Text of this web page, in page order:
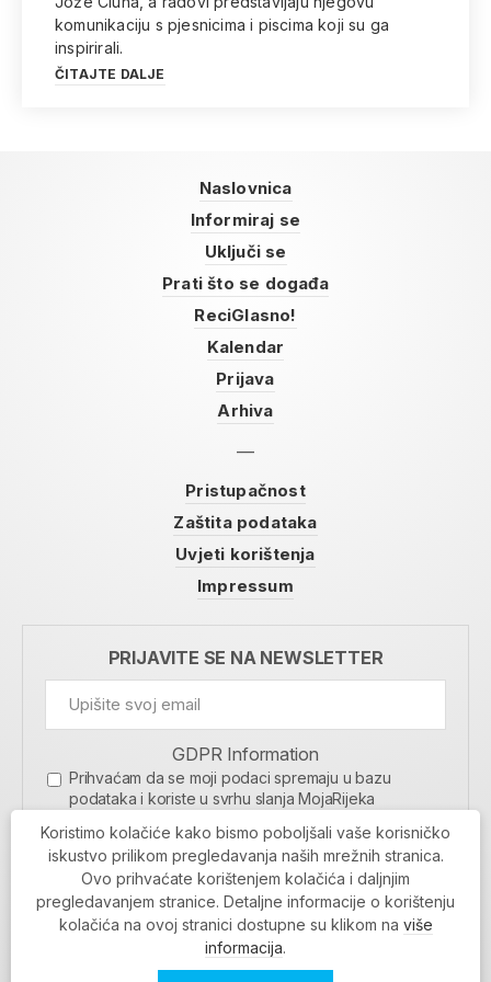
komunikaciju s pjesnicima i piscima koji su ga
inspirirali.
ČITAJTE DALJE
Naslovnica
Informiraj se
Uključi se
Prati što se događa
ReciGlasno!
Kalendar
Prijava
Arhiva
Pristupačnost
Zaštita podataka
Uvjeti korištenja
Impressum
PRIJAVITE SE NA NEWSLETTER
GDPR Information
Prihvaćam da se moji podaci spremaju u bazu
podataka i koriste u svrhu slanja MojaRijeka
MOJARIJEKA NEWSLETTER
PRIJAVI SE
Koristimo kolačiće kako bismo poboljšali vaše korisničko
iskustvo prilikom pregledavanja naših mrežnih stranica.
Ovo prihvaćate korištenjem kolačića i daljnjim
pregledavanjem stranice. Detaljne informacije o korištenju
kolačića na ovoj stranici dostupne su klikom na više
informacija.